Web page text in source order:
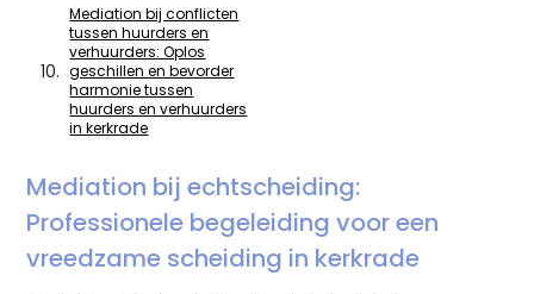
Mediation bij conflicten
tussen huurders en
verhuurders: Oplos
geschillen en bevorder
harmonie tussen
huurders en verhuurders
in kerkrade
Mediation bij echtscheiding:
Professionele begeleiding voor een
vreedzame scheiding in kerkrade